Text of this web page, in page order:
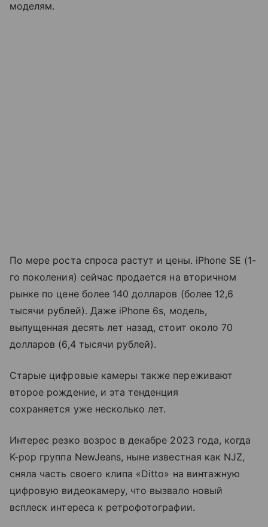
моделям.
По мере роста спроса растут и цены. iPhone SE (1-
го поколения) сейчас продается на вторичном
рынке по цене более 140 долларов (более 12,6
тысячи рублей). Даже iPhone 6s, модель,
выпущенная десять лет назад, стоит около 70
долларов (6,4 тысячи рублей).
Старые цифровые камеры также переживают
второе рождение, и эта тенденция
сохраняется уже несколько лет.
Интерес резко возрос в декабре 2023 года, когда
K-pop группа NewJeans, ныне известная как NJZ,
сняла часть своего клипа «Ditto» на винтажную
цифровую видеокамеру, что вызвало новый
всплеск интереса к ретрофотографии.